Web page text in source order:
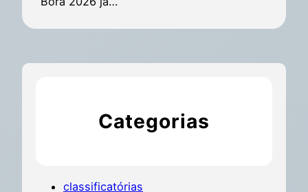
Categorias
classificatórias